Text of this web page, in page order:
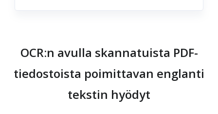
OCR:n avulla skannatuista PDF-
tiedostoista poimittavan englanti
tekstin hyödyt